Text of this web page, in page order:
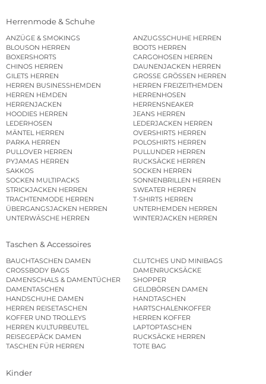
Herrenmode & Schuhe
ANZÜGE & SMOKINGS
ANZUGSSCHUHE HERREN
BLOUSON HERREN
BOOTS HERREN
BOXERSHORTS
CARGOHOSEN HERREN
CHINOS HERREN
DAUNENJACKEN HERREN
GILETS HERREN
GROSSE GRÖSSEN HERREN
HERREN BUSINESSHEMDEN
HERREN FREIZEITHEMDEN
HERREN HEMDEN
HERRENHOSEN
HERRENJACKEN
HERRENSNEAKER
HOODIES HERREN
JEANS HERREN
LEDERHOSEN
LEDERJACKEN HERREN
MÄNTEL HERREN
OVERSHIRTS HERREN
PARKA HERREN
POLOSHIRTS HERREN
PULLOVER HERREN
PULLUNDER HERREN
PYJAMAS HERREN
RUCKSÄCKE HERREN
SAKKOS
SOCKEN HERREN
SOCKEN MULTIPACKS
SONNENBRILLEN HERREN
STRICKJACKEN HERREN
SWEATER HERREN
TRACHTENMODE HERREN
T-SHIRTS HERREN
ÜBERGANGSJACKEN HERREN
UNTERHEMDEN HERREN
UNTERWÄSCHE HERREN
WINTERJACKEN HERREN
Taschen & Accessoires
BAUCHTASCHEN DAMEN
CLUTCHES UND MINIBAGS
CROSSBODY BAGS
DAMENRUCKSÄCKE
DAMENSCHALS & DAMENTÜCHER
SHOPPER
DAMENTASCHEN
GELDBÖRSEN DAMEN
HANDSCHUHE DAMEN
HANDTASCHEN
HERREN REISETASCHEN
HARTSCHALENKOFFER
KOFFER UND TROLLEYS
HERREN KOFFER
HERREN KULTURBEUTEL
LAPTOPTASCHEN
REISEGEPÄCK DAMEN
RUCKSÄCKE HERREN
TASCHEN FÜR HERREN
TOTE BAG
Kinder